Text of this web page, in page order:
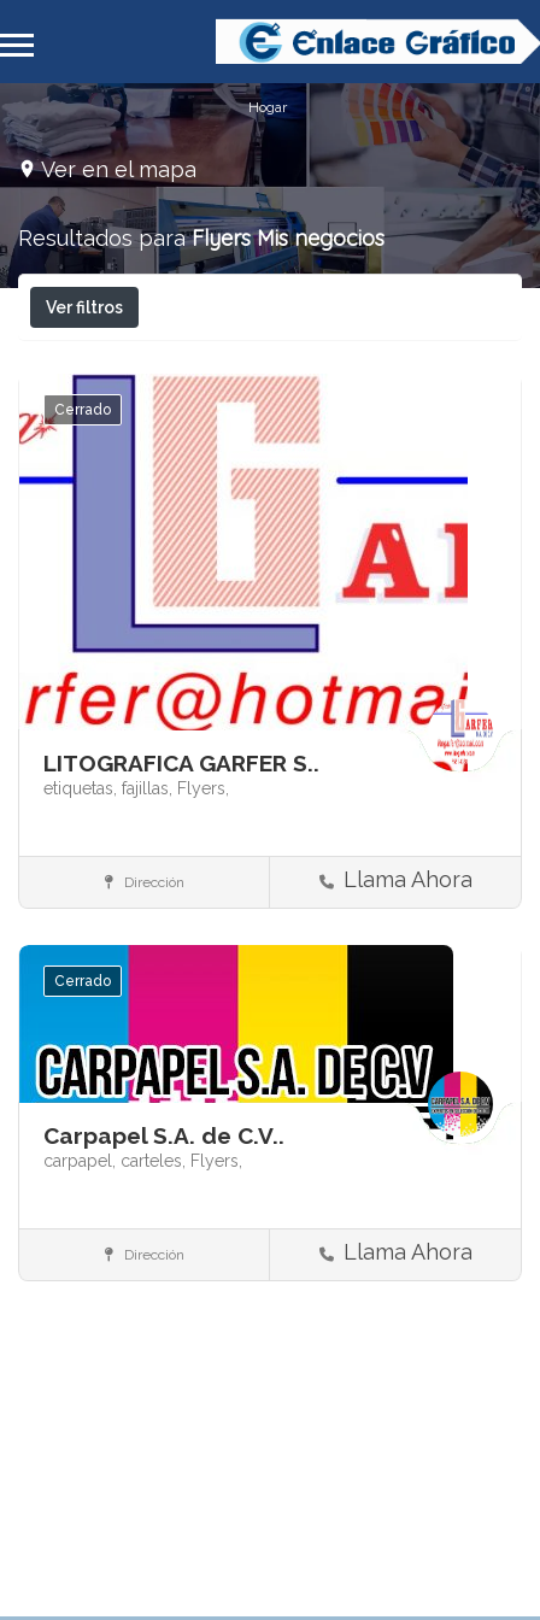
Hogar
Ver en el mapa
Resultados paraFlyers Mis negocios
Ver filtros
Cerrado
LITOGRAFICA GARFER S..
etiquetas, fajillas, Flyers,
Impresión y acabados
Dirección Llama Ahora
Cerrado
Carpapel S.A. de C.V..
carpapel, carteles, Flyers,
Impresión y acabados
Dirección Llama Ahora